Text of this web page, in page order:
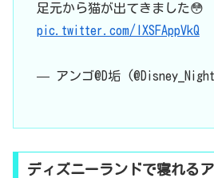
足元から猫が出てきました😳
pic.twitter.com/IXSFAppVkQ
— アンゴ@D垢
ディズニーランドで寝れる